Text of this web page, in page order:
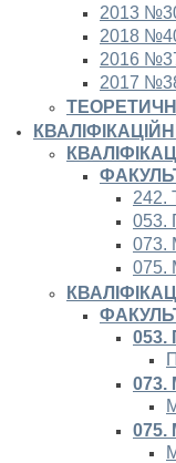
2013
2018
2016
2017
242.
053.
073.
075.
053.